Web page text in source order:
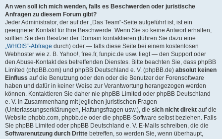
An wen soll ich mich wenden, falls es Beschwerden oder juristische
Anfragen zu diesem Forum gibt?
Jeder Administrator, der auf der „Das Team“-Seite aufgeführt ist, ist ein
geeigneter Kontakt für Ihre Beschwerde. Wenn Sie so keine Antwort erhalten,
sollten Sie den Besitzer der Domain kontaktieren (führen Sie dazu eine
„WHOIS“-Abfrage durch) oder — falls diese Seite bei einem kostenlosen
Webhoster wie z. B. Yahoo!, free.fr, funpic.de usw. liegt — den Support oder
den Abuse-Kontakt des betreffenden Dienstes. Bitte beachten Sie, dass phpBB
Limited (phpBB.com) und phpBB Deutschland e. V. (phpBB.de) absolut keinen
Einfluss auf die Benutzung oder den oder die Benutzer der Forensoftware
haben und dafür in keiner Weise zur Verantwortung herangezogen werden
können. Kontaktieren Sie daher nie phpBB Limited oder phpBB Deutschland
e. V. in Zusammenhang mit jeglichen juristischen Fragen
(Unterlassungserklärungen, Haftungsfragen usw.), die sich nicht direkt auf die
Website phpbb.com, phpbb.de oder die phpBB-Software selbst beziehen. Falls
Sie phpBB Limited oder phpBB Deutschland e. V. E-Mails schreiben, die die
Softwarenutzung durch Dritte betreffen, so werden Sie, wenn überhaupt,